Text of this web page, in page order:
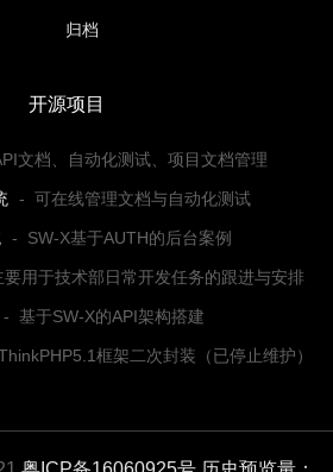
归档
开源项目
文档、自动化测试、项目文档管理
- 可在线管理文档与自动化测试
- SW-X基于AUTH的后台案例
要用于技术部日常开发任务的跟进与安排
- 基于SW-X的API架构搭建
框架二次封装（已停止维护）